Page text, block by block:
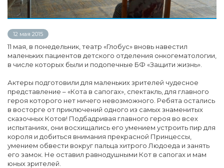
12 мая 2015
11 мая, в понедельник, театр «Глобус» вновь навестил
маленьких пациентов детского отделения онкогематологии,
в числе которых были и подопечные БФ «Защити жизнь».
Актеры подготовили для маленьких зрителей чудесное
представление – «Кота в сапогах», спектакль, для главного
героя которого нет ничего невозможного. Ребята остались
в восторге от приключений одного из самых знаменитых
сказочных Котов! Подбадривая главного героя во всех
испытаниях, они восхищались его умением устроить пир для
короля и добиться внимания прекрасной Принцессы,
умением обвести вокруг пальца хитрого Людоеда и занять
его замок. Не оставил равнодушными Кот в сапогах и мам
юных зрителей.